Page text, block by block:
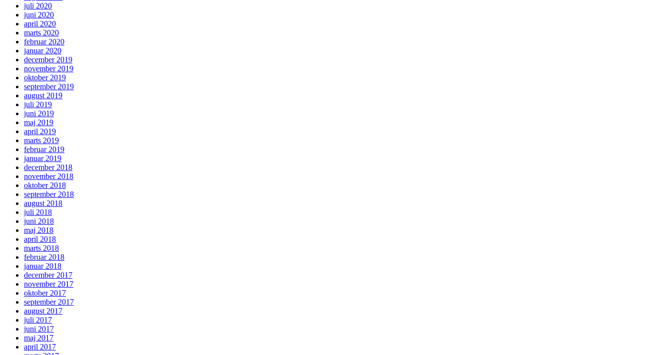
juli 2020
juni 2020
april 2020
marts 2020
februar 2020
januar 2020
december 2019
november 2019
oktober 2019
september 2019
august 2019
juli 2019
juni 2019
maj 2019
april 2019
marts 2019
februar 2019
januar 2019
december 2018
november 2018
oktober 2018
september 2018
august 2018
juli 2018
juni 2018
maj 2018
april 2018
marts 2018
februar 2018
januar 2018
december 2017
november 2017
oktober 2017
september 2017
august 2017
juli 2017
juni 2017
maj 2017
april 2017